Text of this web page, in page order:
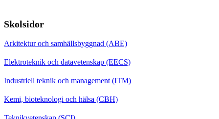
Skolsidor
Arkitektur och samhällsbyggnad (ABE)
Elektroteknik och datavetenskap (EECS)
Industriell teknik och management (ITM)
Kemi, bioteknologi och hälsa (CBH)